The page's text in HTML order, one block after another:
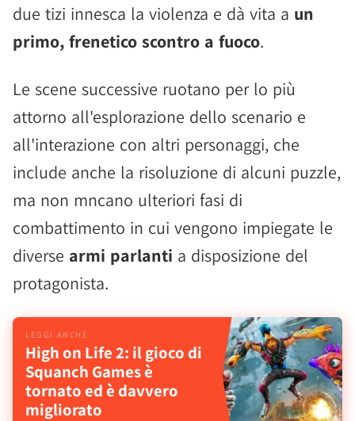
due tizi innesca la violenza e dà vita a un
primo, frenetico scontro a fuoco.
Le scene successive ruotano per lo più
attorno all'esplorazione dello scenario e
all'interazione con altri personaggi, che
include anche la risoluzione di alcuni puzzle,
ma non mncano ulteriori fasi di
combattimento in cui vengono impiegate le
diverse armi parlanti a disposizione del
protagonista.
High on Life 2: il gioco di
Squanch Games è
tornato ed è davvero
migliorato